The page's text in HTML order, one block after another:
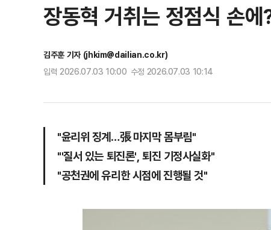
장동혁 거취는 정점식 손
김주훈 기자 (jhkim@dailian.co.kr)
입력 2026.07.03 10:00 수정 2026.07.03 10:14
"윤리위 징계…張 마지막 몸부림"
"'질서 있는 퇴진론', 퇴진 기정사실화"
"공천권에 유리한 시점에 진행될 것"